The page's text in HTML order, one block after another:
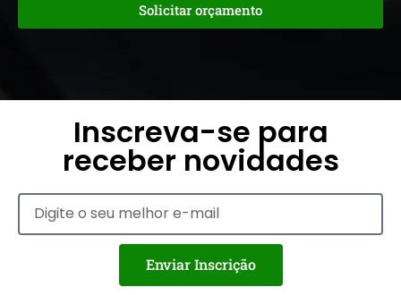
Solicitar orçamento
Inscreva-se para
receber novidades
Enviar Inscrição